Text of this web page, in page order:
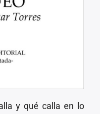
y qué calla en lo